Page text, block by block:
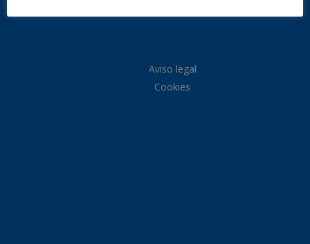
Aviso legal
Cookies